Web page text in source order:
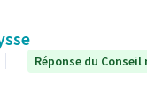
Réponse du